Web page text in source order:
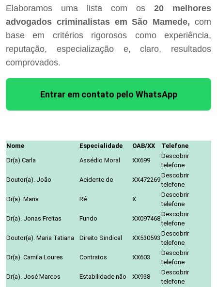
Elaboramos uma lista com os 20 melhores
advogados criminalistas em São Mamede, com
base em critérios rigorosos como experiência,
reputação, especialização e, claro, resultados
comprovados.
Entrar em contato pelo WhatsApp
Nome Especialidade OAB/XX
Telefone
Dr(a) Carla
Assédio Moral XX699
Descobrir
telefone
Doutor(a). João
Acidente de XX472269
Descobrir
telefone
Dr(a). Maria
Ré X
Descobrir
telefone
Dr(a). Jonas Freitas
Fundo XX097468
Descobrir
telefone
Doutor(a). Maria Tatiana
Direito Sindical XX530593
Descobrir
telefone
Dr(a). Camila Loures
Contratos XX603
Descobrir
telefone
Dr(a). José Marcos
Estabilidade não XX938
Descobrir
telefone